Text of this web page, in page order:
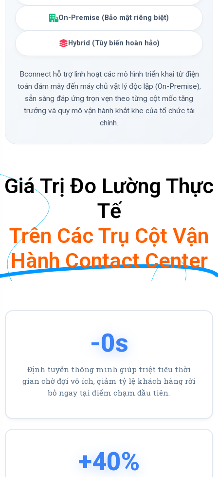
On-Premise (Bảo mật riêng biệt)
Hybrid (Tùy biến hoàn hảo)
Bconnect hỗ trợ linh hoạt các mô hình triển khai từ điện
toán đám mây đến máy chủ vật lý độc lập (On-Premise),
sẵn sàng đáp ứng trọn vẹn theo từng cột mốc tăng
trưởng và quy mô vận hành khắt khe của tổ chức tài
chính.
Giá Trị Đo Lường Thực
Tế
Trên Các Trụ Cột Vận
Hành Contact Center
Định tuyến thông minh giúp triệt tiêu thời
gian chờ đợi vô ích, giảm tỷ lệ khách hàng rời
bỏ ngay tại điểm chạm đầu tiên.
-0s
+40%